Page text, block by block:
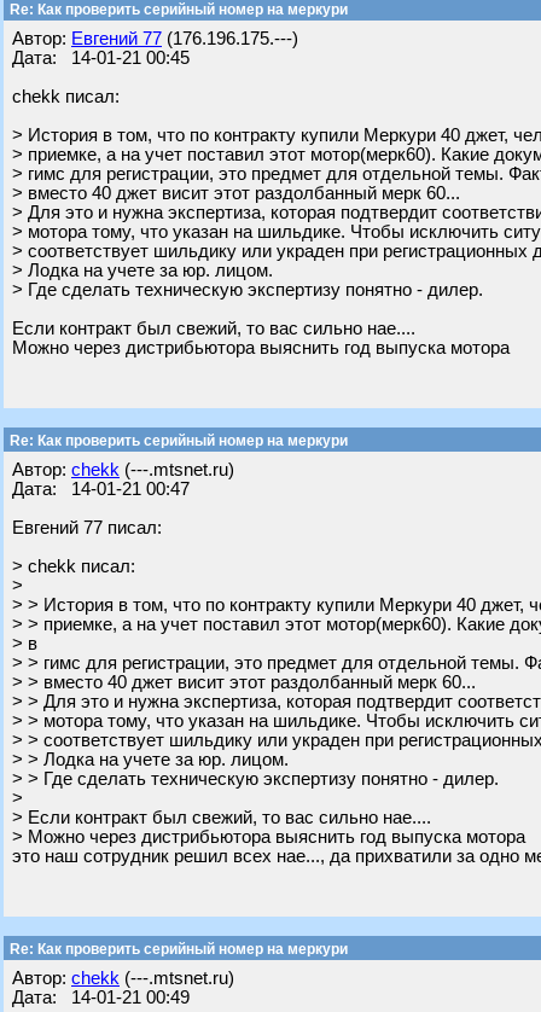
Re: Как проверить серийный номер на меркури
Автор: Евгений 77 (176.196.175.---)
Дата: 14-01-21 00:45
chekk писал:
> История в том, что по контракту купили Меркури 40 джет,
> приемке, а на учет поставил этот мотор(мерк60). Какие
> гимс для регистрации, это предмет для отдельной темы.
> вместо 40 джет висит этот раздолбанный мерк 60...
> Для это и нужна экспертиза, которая подтвердит
> мотора тому, что указан на шильдике. Чтобы исключить
> соответствует шильдику или украден при регистрационных
> Лодка на учете за юр. лицом.
> Где сделать техническую экспертизу понятно - дилер.
Если контракт был свежий, то вас сильно нае....
Можно через дистрибьютора выяснить год выпуска мотора
Re: Как проверить серийный номер на меркури
Автор: chekk (---.mtsnet.ru)
Дата: 14-01-21 00:47
Евгений 77 писал:
> chekk писал:
>
> > История в том, что по контракту купили Меркури 40 джет,
> > приемке, а на учет поставил этот мотор(мерк60). Какие
> в
> > гимс для регистрации, это предмет для отдельной темы.
> > вместо 40 джет висит этот раздолбанный мерк 60...
> > Для это и нужна экспертиза, которая подтвердит
> > мотора тому, что указан на шильдике. Чтобы исключить
> > соответствует шильдику или украден при
> > Лодка на учете за юр. лицом.
> > Где сделать техническую экспертизу понятно - дилер.
>
> Если контракт был свежий, то вас сильно нае....
> Можно через дистрибьютора выяснить год выпуска мотора
это наш сотрудник решил всех нае..., да прихватили за одно
Re: Как проверить серийный номер на меркури
Автор: chekk (---.mtsnet.ru)
Дата: 14-01-21 00:49